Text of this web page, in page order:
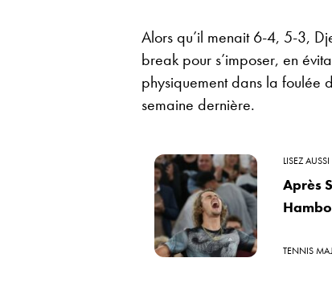
Alors qu’il menait 6-4, 5-3,
break pour s’imposer, en
physiquement dans la foulée
semaine dernière.
LISEZ AUSSI
Après
TENNIS